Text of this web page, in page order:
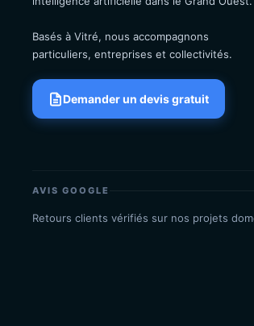
Basés à Vitré, nous accompagnons
particuliers, entreprises et collectivités.
Demander un devis gratuit
AVIS GOOGLE
Retours clients vérifiés sur nos projets